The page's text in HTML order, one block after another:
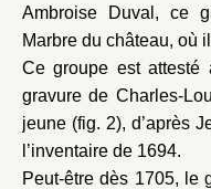
Ambroise Duval, ce
Marbre du château, où
Ce groupe est attesté
gravure de Charles-
jeune (fig. 2), d’après
l’inventaire de 1694.
Peut-être dès 1705, le